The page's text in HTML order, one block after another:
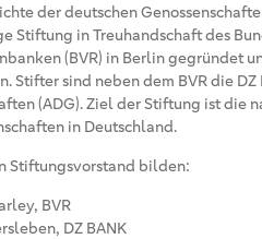
der deutschen
Stiftung in Treuhandschaft des
(BVR) in Berlin gegründet
Stifter sind neben dem BVR die
(ADG). Ziel der Stiftung ist
in Deutschland.
Stiftungsvorstand bilden:
BVR
DZ BANK